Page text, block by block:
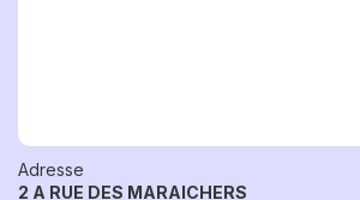
Adresse
2 A RUE DES MARAICHERS